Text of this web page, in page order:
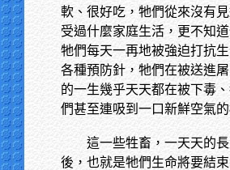
軟、很好吃，牠們從來沒有
受過什麼家庭生活，更不知
牠們每天一再地被強迫打抗
各種預防針，牠們在被送進
的一生幾乎天天都在被下毒
們甚至連吸到一口新鮮空氣
這一些牲畜，一天天的
後，也就是牠們生命將要結